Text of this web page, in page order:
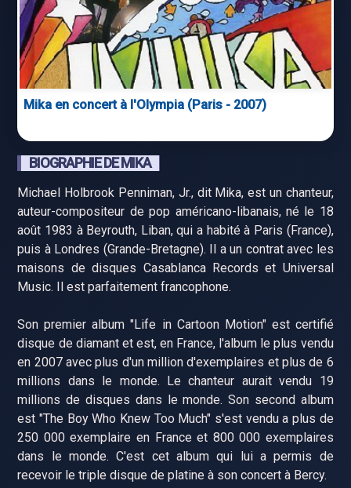
Mika en concert à l'Olympia (Paris - 2007)
BIOGRAPHIE DE MIKA
Michael Holbrook Penniman, Jr., dit Mika, est un chanteur,
auteur-compositeur de pop américano-libanais, né le 18
août 1983 à Beyrouth, Liban, qui a habité à Paris (France),
puis à Londres (Grande-Bretagne). Il a un contrat avec les
maisons de disques Casablanca Records et Universal
Music. Il est parfaitement francophone.
Son premier album "Life in Cartoon Motion" est certifié
disque de diamant et est, en France, l'album le plus vendu
en 2007 avec plus d'un million d'exemplaires et plus de 6
millions dans le monde. Le chanteur aurait vendu 19
millions de disques dans le monde. Son second album
est "The Boy Who Knew Too Much" s'est vendu a plus de
250 000 exemplaire en France et 800 000 exemplaires
dans le monde. C'est cet album qui lui a permis de
recevoir le triple disque de platine à son concert à Bercy.